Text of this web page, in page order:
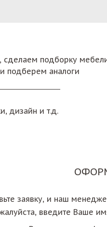
сделаем подборку
подберем аналоги
дизайн и т.д.
заявку, и наш
введите Ваше